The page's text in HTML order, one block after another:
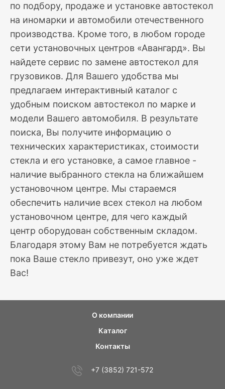
по подбору, продаже и установке автостекол
на иномарки и автомобили отечественного
производства. Кроме того, в любом городе
сети установочных центров «Авангард». Вы
найдете сервис по замене автостекол для
грузовиков. Для Вашего удобства мы
предлагаем интерактивный каталог с
удобным поиском автостекол по марке и
модели Вашего автомобиля. В результате
поиска, Вы получите информацию о
технических характеристиках, стоимости
стекла и его установке, а самое главное -
наличие выбранного стекла на ближайшем
установочном центре. Мы стараемся
обеспечить наличие всех стекол на любом
установочном центре, для чего каждый
центр оборудован собственным складом.
Благодаря этому Вам не потребуется ждать
пока Ваше стекло привезут, оно уже ждет
Вас!
О компании
Каталог
Контакты
+7 (3852) 721-572